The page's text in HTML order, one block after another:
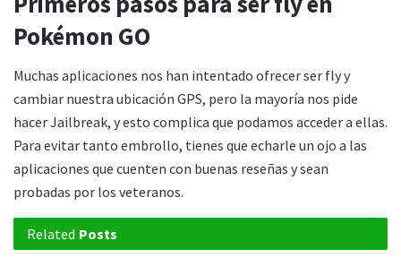
Pokémon GO
Muchas aplicaciones nos han intentado ofrecer ser fly y
cambiar nuestra ubicación GPS, pero la mayoría nos pide
hacer Jailbreak, y esto complica que podamos acceder a ellas.
Para evitar tanto embrollo, tienes que echarle un ojo a las
aplicaciones que cuenten con buenas reseñas y sean
probadas por los veteranos.
Related Posts